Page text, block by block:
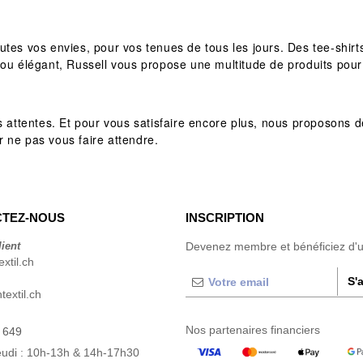
vos envies, pour vos tenues de tous les jours. Des tee-
élégant, Russell vous propose une multitude de produits
Et pour vous satisfaire encore plus, nous proposons
ne pas vous faire attendre.
NOUS
: 10h-13h & 14h-17h30
INSCRIPTION
Devenez membre et bénéficiez
Nos partenaires financiers